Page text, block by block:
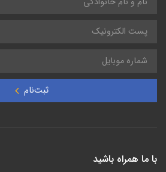
ثبت‌نام
با ما همراه باشید